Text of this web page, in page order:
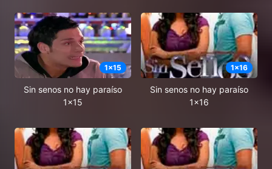
1x15
Sin senos no hay paraíso
1x15
1x16
Sin senos no hay paraíso
1x16